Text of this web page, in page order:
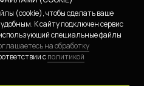
(cookie), чтобы сделать ваше
К cайту подключен сервис
специальные файлы
на обработку
сполитикой